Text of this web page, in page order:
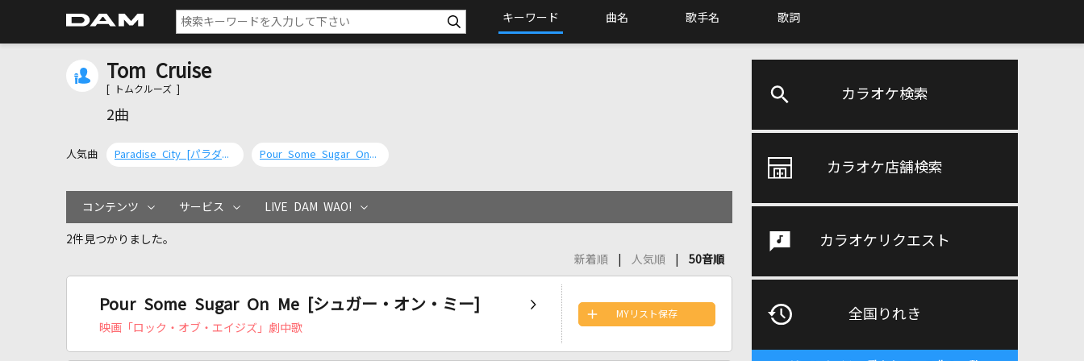
キーワード 曲名 歌手名 歌詞
カラオケ検索
カラオケ店舗検索
カラオケリクエスト
全国りれき
Tom Cruise
[ トムクルーズ ]
2曲
人気曲 Paradise City [パラダイス・シティ] Pour Some Sugar On Me [シュガー・オン・ミー]
コンテンツ サービス LIVE DAM WAO!
2件見つかりました。
新着順
人気順 50音順
Pour Some Sugar On Me [シュガー・オン・ミー]
映画「ロック・オブ・エイジズ」劇中歌
MYリスト保存